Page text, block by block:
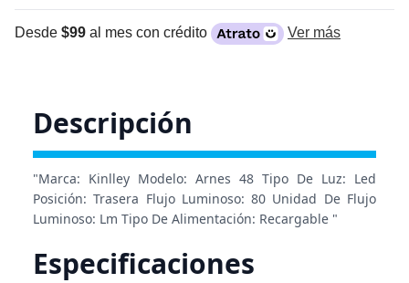
Desde $99 al mes con crédito Ver más
Descripción
"Marca: Kinlley Modelo: Arnes 48 Tipo De Luz: Led
Posición: Trasera Flujo Luminoso: 80 Unidad De Flujo
Luminoso: Lm Tipo De Alimentación: Recargable "
Especificaciones